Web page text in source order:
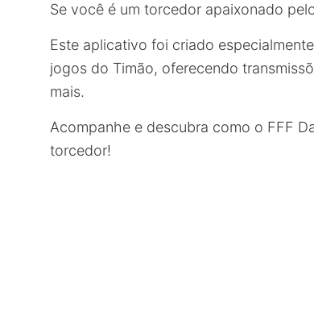
Se você é um torcedor apaixonado
Este aplicativo foi criado
jogos do Timão, oferecendo
mais.
Acompanhe e descubra como o FFF
torcedor!